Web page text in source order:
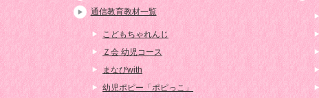
通信教育教材一覧
こどもちゃれんじ
Ｚ会 幼児コース
まなびwith
幼児ポピー「ポピっこ」